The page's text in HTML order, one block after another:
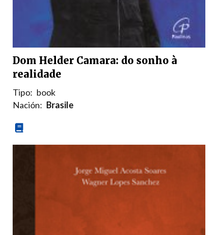
Dom Helder Camara: do sonho à
realidade
Tipo: book
Nación: Brasile